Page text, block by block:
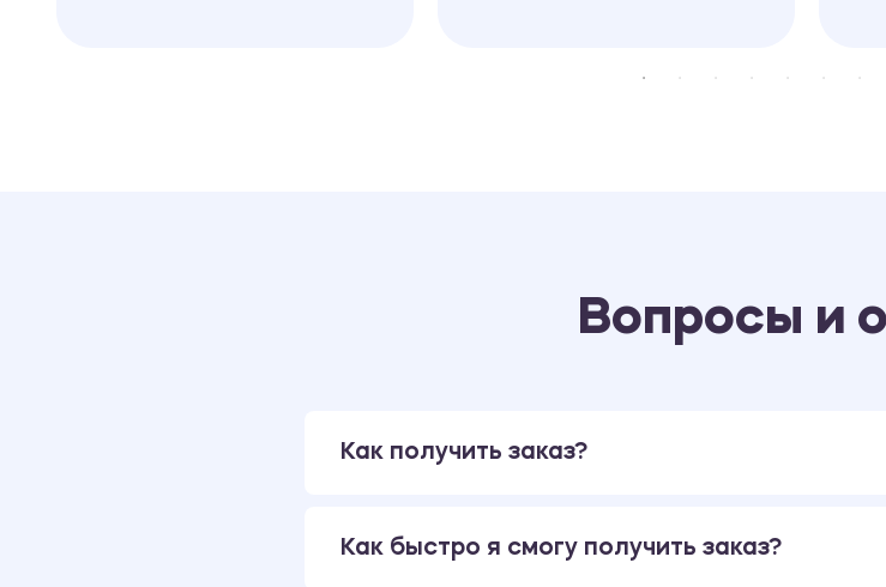
Вопросы и
Как получить заказ?
Как быстро я смогу получить заказ?